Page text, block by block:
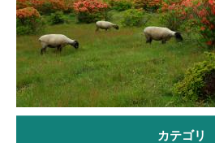
カテゴリ